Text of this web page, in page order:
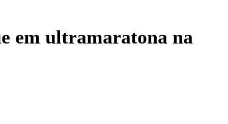
em ultramaratona na